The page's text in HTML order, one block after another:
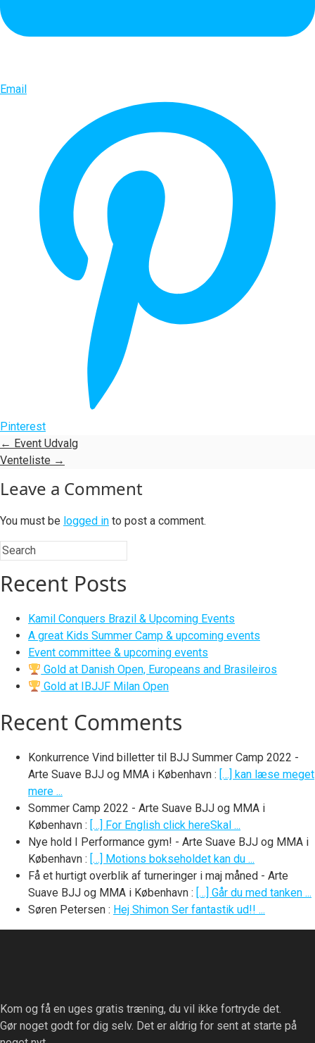
Email
Pinterest
← Event Udvalg
Venteliste →
Leave a Comment
You must be logged in to post a comment.
Recent Posts
Kamil Conquers Brazil & Upcoming Events
A great Kids Summer Camp & upcoming events
Event committee & upcoming events
Gold at Danish Open, Europeans and Brasileiros
Gold at IBJJF Milan Open
Recent Comments
Konkurrence Vind billetter til BJJ Summer Camp 2022 -
Arte Suave BJJ og MMA i København : […] kan læse meget
mere ...
Sommer Camp 2022 - Arte Suave BJJ og MMA i
København : […] For English click hereSkal ...
Nye hold I Performance gym! - Arte Suave BJJ og MMA i
København : […] Motions bokseholdet kan du ...
Få et hurtigt overblik af turneringer i maj måned - Arte
Suave BJJ og MMA i København : […] Går du med tanken ...
Søren Petersen : Hej Shimon Ser fantastik ud!! ...
Kom og få en uges gratis træning, du vil ikke fortryde det.
Gør noget godt for dig selv. Det er aldrig for sent at starte på